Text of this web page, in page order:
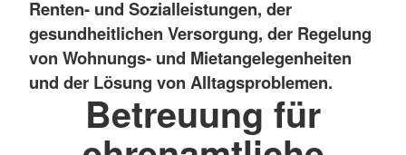
Renten- und Sozialleistungen, der
gesundheitlichen Versorgung, der Regelung
von Wohnungs- und Mietangelegenheiten
und der Lösung von Alltagsproblemen.
Betreuung für